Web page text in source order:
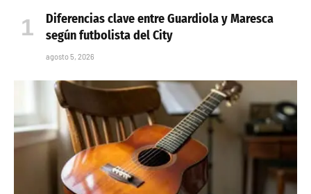
Diferencias clave entre Guardiola y Maresca
según futbolista del City
agosto 5, 2026